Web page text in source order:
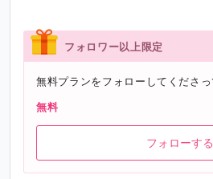
フォロワー以上限定
無料プランをフォローしてくださ
無料
フォローする